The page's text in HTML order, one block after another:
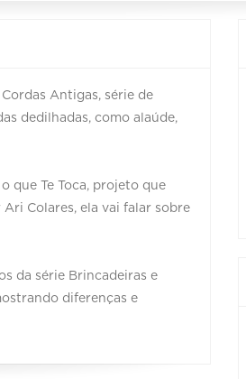
Antigas, série de
dedilhadas, como alaúde,
que Te Toca, projeto que
Colares, ela vai falar sobre
da série Brincadeiras e
diferenças e